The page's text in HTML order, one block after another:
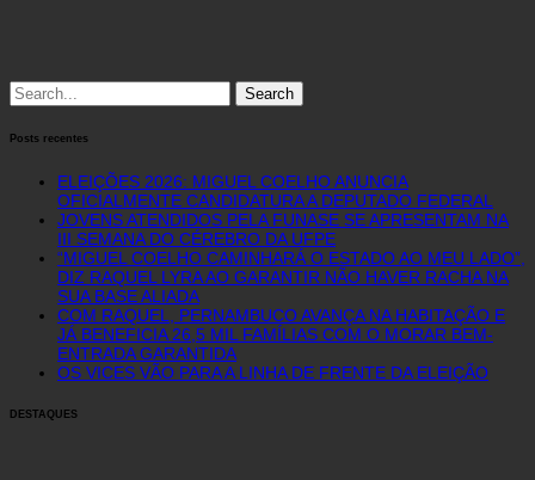
Search
for:
Posts recentes
ELEIÇÕES 2026: MIGUEL COELHO ANUNCIA
OFICIALMENTE CANDIDATURA A DEPUTADO FEDERAL
JOVENS ATENDIDOS PELA FUNASE SE APRESENTAM NA
III SEMANA DO CÉREBRO DA UFPE
“MIGUEL COELHO CAMINHARÁ O ESTADO AO MEU LADO”,
DIZ RAQUEL LYRA AO GARANTIR NÃO HAVER RACHA NA
SUA BASE ALIADA
COM RAQUEL, PERNAMBUCO AVANÇA NA HABITAÇÃO E
JÁ BENEFICIA 26,5 MIL FAMÍLIAS COM O MORAR BEM-
ENTRADA GARANTIDA
OS VICES VÃO PARA A LINHA DE FRENTE DA ELEIÇÃO
DESTAQUES